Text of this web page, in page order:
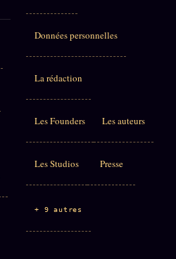
Données personnelles
La rédaction
Les Founders Les auteurs
Les Studios Presse
+ 9 autres